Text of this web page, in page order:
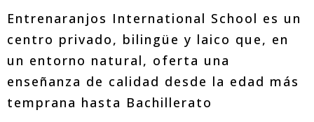
Entrenaranjos International School es un
centro privado, bilingüe y laico que, en
un entorno natural, oferta una
enseñanza de calidad desde la edad más
temprana hasta Bachillerato